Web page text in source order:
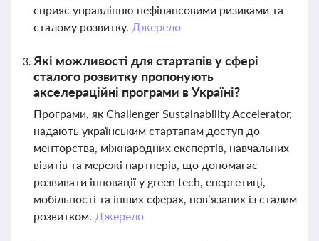
сприяє управлінню нефінансовими ризиками та
сталому розвитку. Джерело
Які можливості для стартапів у сфері
сталого розвитку пропонують
акселераційні програми в Україні?
Програми, як Challenger Sustainability Accelerator,
надають українським стартапам доступ до
менторства, міжнародних експертів, навчальних
візитів та мережі партнерів, що допомагає
розвивати інновації у green tech, енергетиці,
мобільності та інших сферах, пов’язаних із сталим
розвитком. Джерело